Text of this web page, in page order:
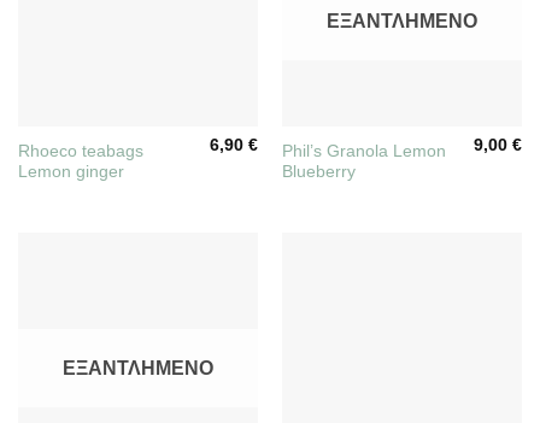
Rhoeco teabags
Lemon ginger
6,90€
ΕΞΑΝΤΛΗΜΈΝΟ
Phil’s Granola Lemon
Blueberry
9,00€
ΕΞΑΝΤΛΗΜΈΝΟ